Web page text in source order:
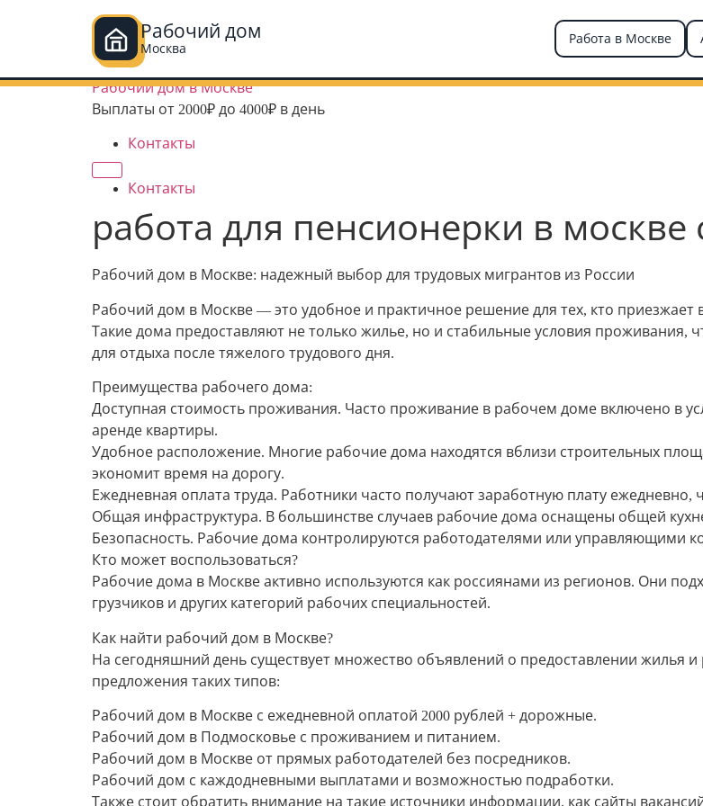
Рабочий дом
Москва
Работа в Москве
Перейти
Рабочий дом в Москве
Выплаты от 2000₽ до 4000₽ в день
Контакты
Контакты
работа для пенсионерки в
Рабочий дом в Москве: надежный выбор для трудовых мигрантов из России
Рабочий дом в Москве — это удобное и практичное решение для тех, кто
Такие дома предоставляют не только жилье, но и стабильные условия
для отдыха после тяжелого трудового дня.
Преимущества рабочего дома:
Доступная стоимость проживания. Часто проживание в рабочем доме включено в
аренде квартиры.
Удобное расположение. Многие рабочие дома находятся вблизи строительных
экономит время на дорогу.
Ежедневная оплата труда. Работники часто получают заработную плату ежедневно,
Общая инфраструктура. В большинстве случаев рабочие дома оснащены общей
Безопасность. Рабочие дома контролируются работодателями или управляющими
Кто может воспользоваться?
Рабочие дома в Москве активно используются как россиянами из регионов. Они
грузчиков и других категорий рабочих специальностей.
Как найти рабочий дом в Москве?
На сегодняшний день существует множество объявлений о предоставлении
предложения таких типов:
Рабочий дом в Москве с ежедневной оплатой 2000 рублей + дорожные.
Рабочий дом в Подмосковье с проживанием и питанием.
Рабочий дом в Москве от прямых работодателей без посредников.
Рабочий дом с каждодневными выплатами и возможностью подработки.
Также стоит обратить внимание на такие источники информации, как сайты